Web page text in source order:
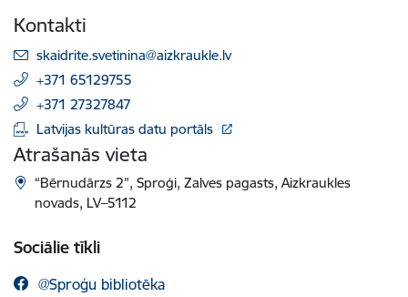
Kontakti
E-pasts:
skaidrite.svetinina@aizkraukle.lv
+371 65129755
+371 27327847
Latvijas kultūras datu portāls
Atrašanās vieta
“Bērnudārzs 2”, Sproģi, Zalves pagasts, Aizkraukles
novads, LV–5112
Sociālie tīkli
@Sproģu bibliotēka